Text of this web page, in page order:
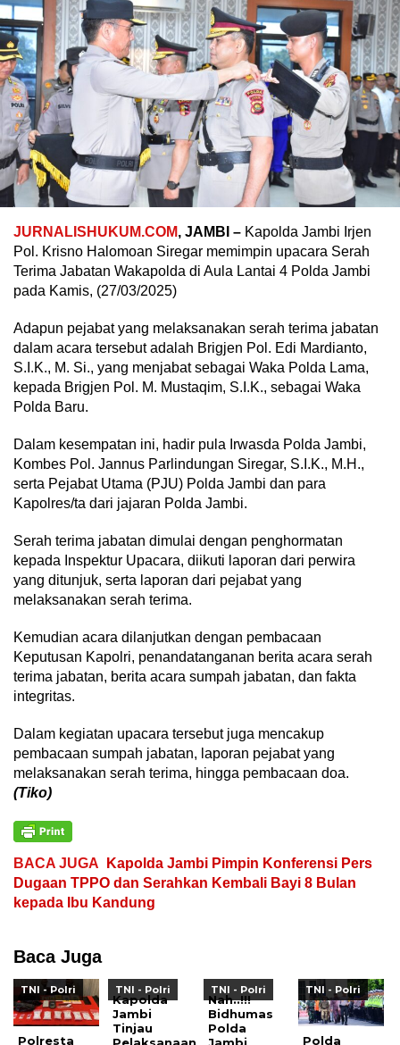
JURNALISHUKUM.COM, JAMBI – Kapolda Jambi Irjen
Pol. Krisno Halomoan Siregar memimpin upacara Serah
Terima Jabatan Wakapolda di Aula Lantai 4 Polda Jambi
pada Kamis, (27/03/2025)
Adapun pejabat yang melaksanakan serah terima jabatan
dalam acara tersebut adalah Brigjen Pol. Edi Mardianto,
S.I.K., M. Si., yang menjabat sebagai Waka Polda Lama,
kepada Brigjen Pol. M. Mustaqim, S.I.K., sebagai Waka
Polda Baru.
Dalam kesempatan ini, hadir pula Irwasda Polda Jambi,
Kombes Pol. Jannus Parlindungan Siregar, S.I.K., M.H.,
serta Pejabat Utama (PJU) Polda Jambi dan para
Kapolres/ta dari jajaran Polda Jambi.
Serah terima jabatan dimulai dengan penghormatan
kepada Inspektur Upacara, diikuti laporan dari perwira
yang ditunjuk, serta laporan dari pejabat yang
melaksanakan serah terima.
Kemudian acara dilanjutkan dengan pembacaan
Keputusan Kapolri, penandatanganan berita acara serah
terima jabatan, berita acara sumpah jabatan, dan fakta
integritas.
Dalam kegiatan upacara tersebut juga mencakup
pembacaan sumpah jabatan, laporan pejabat yang
melaksanakan serah terima, hingga pembacaan doa.
(Tiko)
BACA JUGA
Kapolda Jambi Pimpin Konferensi Pers
Dugaan TPPO dan Serahkan Kembali Bayi 8 Bulan
kepada Ibu Kandung
Baca Juga
TNI - Polri
Polresta
TNI - Polri
Kapolda
Jambi
Tinjau
TNI - Polri
Nah..!!!
Bidhumas
Polda
TNI - Polri
Polda